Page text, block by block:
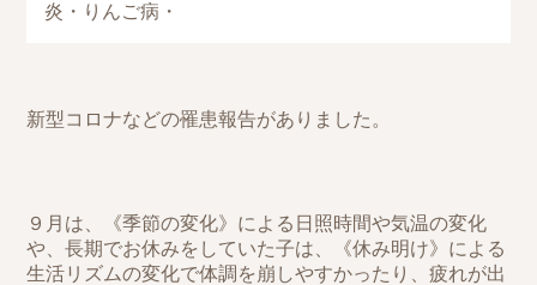
炎・りんご病・
新型コロナなどの罹患報告がありました。
９月は、《季節の変化》による日照時間や気温の変化
や、長期でお休みをしていた子は、《休み明け》による
生活リズムの変化で体調を崩しやすかったり、疲れが出